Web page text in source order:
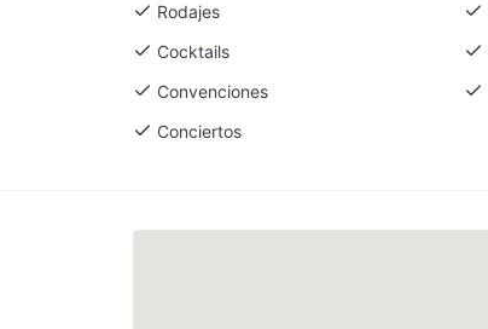
Rodajes
Cocktails
Convenciones
Conciertos